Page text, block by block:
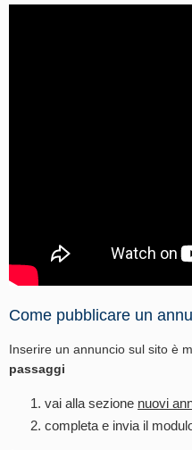
Come pubblicare un
Inserire un annuncio sul sito è
passaggi
vai alla sezione nuovi
completa e invia il